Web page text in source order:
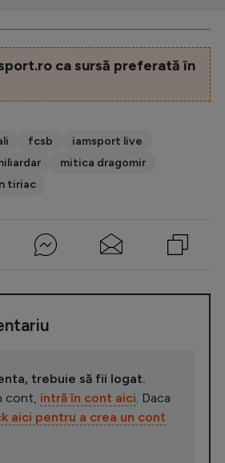
ca sursă preferată în
fcsb
iamsport live
mitica dragomir
tiriac
trebuie să fii logat.
cont, intră în cont aici. Daca
aici pentru a crea un cont